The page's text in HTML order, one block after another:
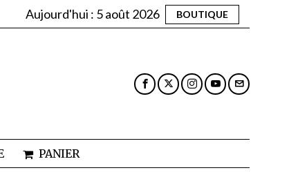
Aujourd'hui : 5 août 2026 BOUTIQUE
PANIER